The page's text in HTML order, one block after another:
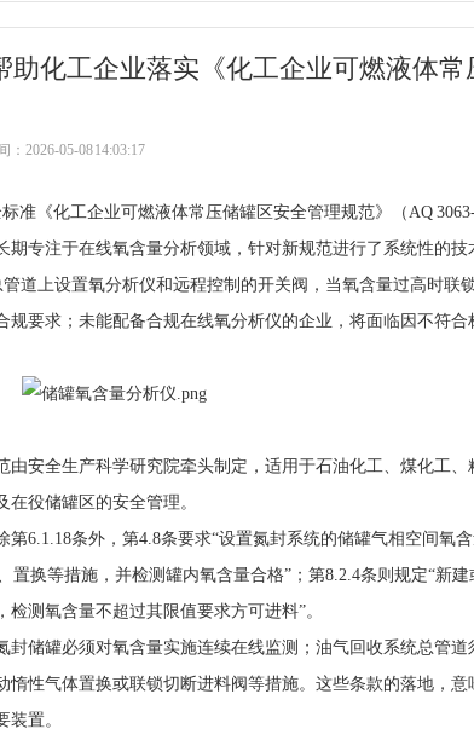
化工企业落实《化工企业可燃液体常
：2026-05-08 14:03:17
准《化工企业可燃液体常压储罐区安全管理规范》（AQ
专注于在线氧含量分析领域，针对新规范进行了系统性的技
道上设置氧分析仪和远程控制的开关阀，当氧含量过高时联
要求；未能配备合规在线氧分析仪的企业，将面临因不符
由安全生产科学研究院牵头制定，适用于石油化工、煤化工
役储罐区的安全管理。
6.1.18条外，第4.8条要求“设置氮封系统的储罐气相空间氧含
置换等措施，并检测罐内氧含量合格”；第8.2.4条则规定“新
测氧含量不超过其限值要求方可进料”。
储罐必须对氧含量实施连续在线监测；油气回收系统总管道
性气体置换或联锁切断进料阀等措施。这些条款的落地，
置。